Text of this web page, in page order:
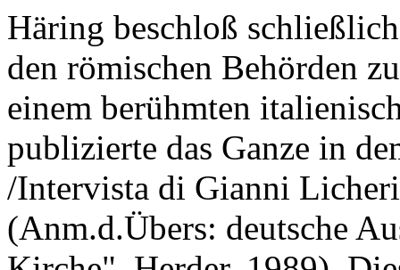
Häring beschloß
den römischen Behörden
einem berühmten
publizierte das Ganze in
/Intervista di Gianni
(Anm.d.Übers: deutsche